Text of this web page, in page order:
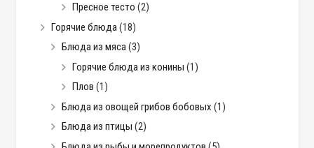
Пресное тесто (2)
Горячие блюда(18)
Блюда из мяса(3)
Горячие блюда из конины (1)
Плов (1)
Блюда из овощей грибов бобовых (1)
Блюда из птицы (2)